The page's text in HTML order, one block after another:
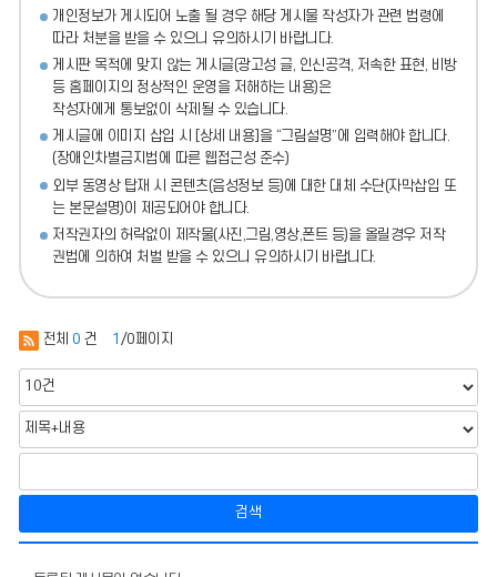
개인정보가 게시되어 노출 될 경우 해당 게시물 작성자가 관련 법령에
따라 처분을 받을 수 있으니 유의하시기 바랍니다.
게시판 목적에 맞지 않는 게시글(광고성 글, 인신공격, 저속한 표현, 비방
등 홈페이지의 정상적인 운영을 저해하는 내용)은
작성자에게 통보없이 삭제될 수 있습니다.
게시글에 이미지 삽입 시 [상세 내용]을 “그림설명”에 입력해야 합니다.
(장애인차별금지법에 따른 웹접근성 준수)
외부 동영상 탑재 시 콘텐츠(음성정보 등)에 대한 대체 수단(자막삽입 또
는 본문설명)이 제공되어야 합니다.
저작권자의 허락없이 제작물(사진,그림,영상,폰트 등)을 올릴경우 저작
권법에 의하여 처벌 받을 수 있으니 유의하시기 바랍니다.
전체 0 건 1 /0페이지
검색